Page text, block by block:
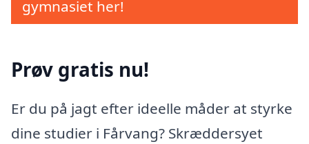
gymnasiet her!
Prøv gratis nu!
Er du på jagt efter ideelle måder at styrke
dine studier i Fårvang? Skræddersyet